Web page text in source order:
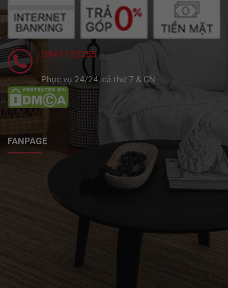
0947172255
Phục vụ 24/24, cả thứ 7 & CN
FANPAGE